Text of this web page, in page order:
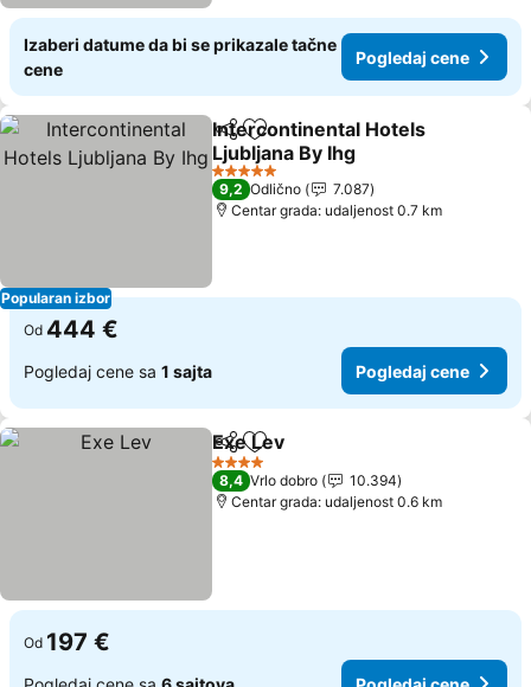
Izaberi datume da bi se prikazale tačne
cene
Pogledaj cene
Popularan izbor
Deli Dodati u favorite
Intercontinental Hotels
Ljubljana By Ihg
Pogledaj cene
5 Zvezdice
9,2 Odlično
7.087
Centar grada: udaljenost 0.7 km
Od 444 €
Pogledaj cene sa 1 sajta Pogledaj cene
Deli Dodati u favorite
Exe Lev
4 Zvezdice
8,4 Vrlo dobro
10.394
Centar grada: udaljenost 0.6 km
Od 197 €